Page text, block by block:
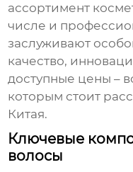
ассортимент
числе и
заслуживают
качество,
доступные цены –
которым стоит
Китая.
Ключевые
волосы